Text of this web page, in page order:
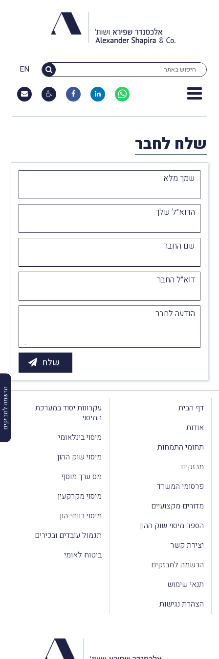
EN
הרשמה למבזקים
שלח לחבר
שמך מלא
הדוא״ל שלך
שם החבר
דוא״ל החבר
הודעה לחבר
דף הבית
אודות
תחומי התמחות
מבזקים
פרסומי המשרד
מדורים מקצועיים
הספר מיסוי שוק ההון
יצירת קשר
הרשמה למבזקים
תנאי שימוש
הצהרת נגישות
עקרונות יסוד במערכת
המיסוי
מיסוי בינלאומי
מיסוי שוק ההון
מס ערך מוסף
מיסוי מקרקעין
מיסוי רווחי הון
תגמול עובדים ובכירים
ביטוח לאומי